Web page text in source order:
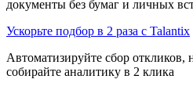
документы без бумаг и личных
Ускорьте подбор в 2 раза с Talantix
Автоматизируйте сбор откликов,
собирайте аналитику в 2 клика